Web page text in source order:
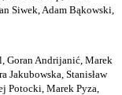
Siwek, Adam Bąkowski,
Goran Andrijanić, Marek
Jakubowska, Stanisław
Potocki, Marek Pyza,